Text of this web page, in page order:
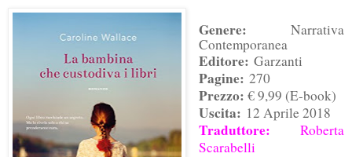
Genere: Narrativa
Contemporanea
Editore: Garzanti
Pagine: 270
Prezzo: € 9,99 (E-book)
Uscita: 12 Aprile 2018
Traduttore: Roberta
Scarabelli